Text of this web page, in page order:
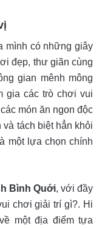
mình có những giây
đẹp, thư giãn cùng
gian mênh mông
gia các trò chơi vui
món ăn ngon độc
tách biệt hẳn khỏi
một lựa chọn chính
Bình Quới, với đầy
chơi giải trí gì?. Hi
một địa điểm tựa